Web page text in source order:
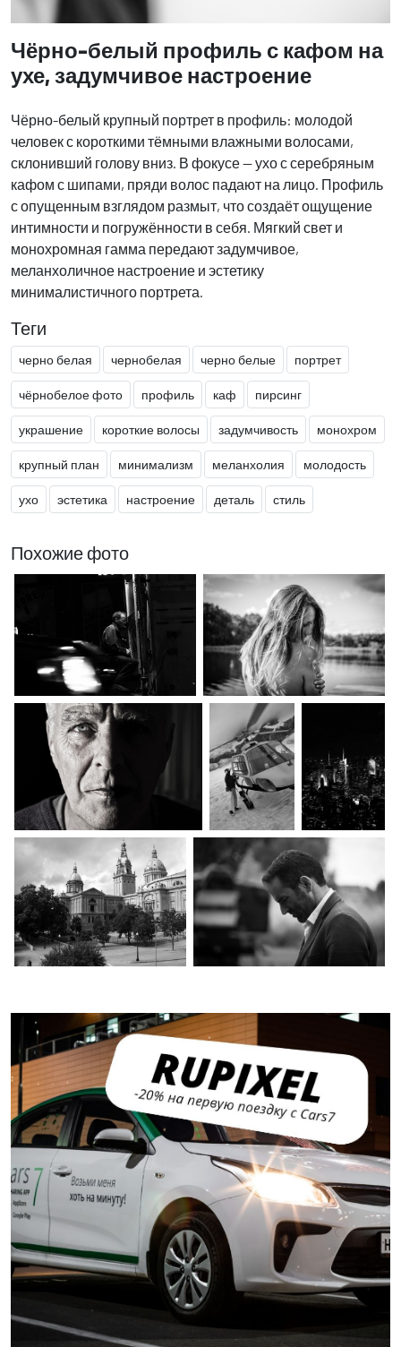
Чёрно-белый профиль с кафом на
ухе, задумчивое настроение
Чёрно-белый крупный портрет в профиль: молодой
человек с короткими тёмными влажными волосами,
склонивший голову вниз. В фокусе — ухо с серебряным
кафом с шипами, пряди волос падают на лицо. Профиль
с опущенным взглядом размыт, что создаёт ощущение
интимности и погружённости в себя. Мягкий свет и
монохромная гамма передают задумчивое,
меланхоличное настроение и эстетику
минималистичного портрета.
Теги
черно белая чернобелая черно белые портрет
чёрнобелое фото профиль каф пирсинг
украшение короткие волосы задумчивость монохром
крупный план минимализм меланхолия молодость
ухо эстетика настроение деталь стиль
Похожие фото